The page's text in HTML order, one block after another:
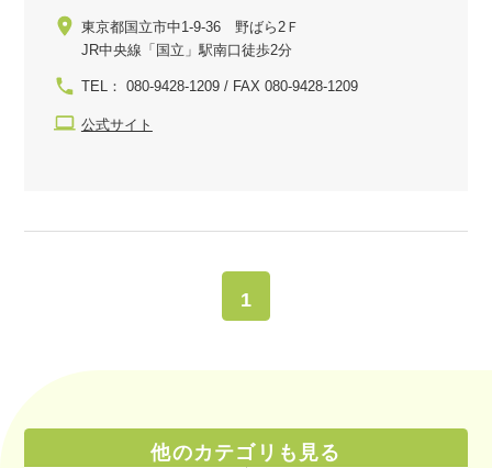
東京都国立市中1-9-36 野ばら2Ｆ
JR中央線「国立」駅南口徒歩2分
TEL： 080-9428-1209 / FAX 080-9428-1209
公式サイト
1
他のカテゴリも見る